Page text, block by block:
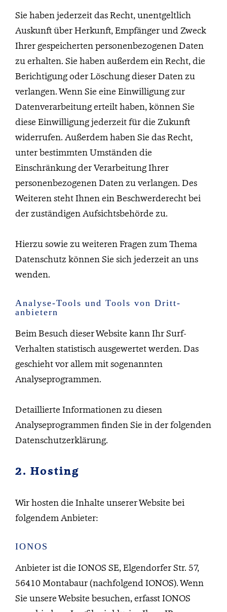
Sie haben jederzeit das Recht, unentgeltlich
Auskunft über Herkunft, Empfänger und Zweck
Ihrer gespeicherten personenbezogenen Daten
zu erhalten. Sie haben außerdem ein Recht, die
Berichtigung oder Löschung dieser Daten zu
verlangen. Wenn Sie eine Einwilligung zur
Datenverarbeitung erteilt haben, können Sie
diese Einwilligung jederzeit für die Zukunft
widerrufen. Außerdem haben Sie das Recht,
unter bestimmten Umständen die
Einschränkung der Verarbeitung Ihrer
personenbezogenen Daten zu verlangen. Des
Weiteren steht Ihnen ein Beschwerderecht bei
der zuständigen Aufsichtsbehörde zu.
Hierzu sowie zu weiteren Fragen zum Thema
Datenschutz können Sie sich jederzeit an uns
wenden.
Analyse-Tools und Tools von Dritt­
anbietern
Beim Besuch dieser Website kann Ihr Surf-
Verhalten statistisch ausgewertet werden. Das
geschieht vor allem mit sogenannten
Analyseprogrammen.
Detaillierte Informationen zu diesen
Analyseprogrammen finden Sie in der folgenden
Datenschutzerklärung.
2. Hosting
Wir hosten die Inhalte unserer Website bei
folgendem Anbieter:
IONOS
Anbieter ist die IONOS SE, Elgendorfer Str. 57,
56410 Montabaur (nachfolgend IONOS). Wenn
Sie unsere Website besuchen, erfasst IONOS